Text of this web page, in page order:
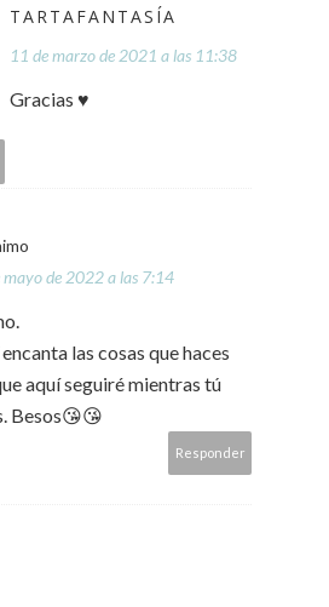
TARTAFANTASÍA
11 de marzo de 2021 a las 11:38
Gracias ♥
mayo de 2022 a las 7:14
las cosas que haces
aquí seguiré mientras tú
Besos😘😘
Responder